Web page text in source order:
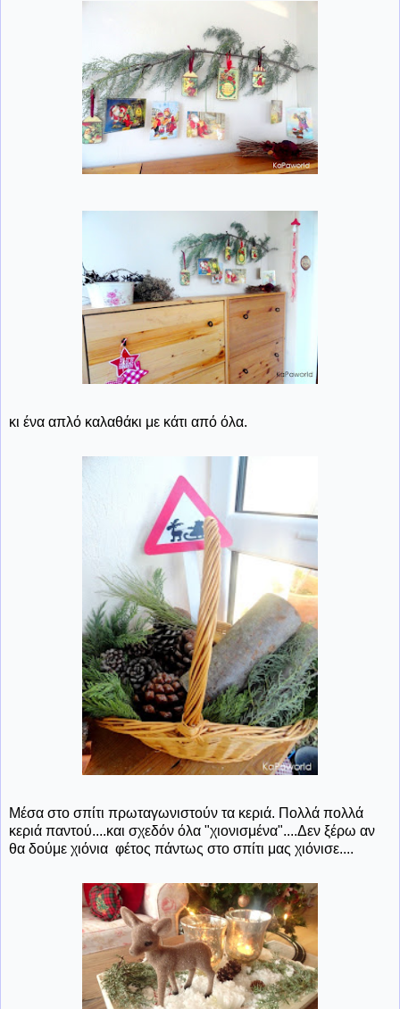
κι ένα απλό καλαθάκι με κάτι από όλα.
Μέσα στο σπίτι πρωταγωνιστούν τα κεριά. Πολλά πολλά
κεριά παντού....και σχεδόν όλα "χιονισμένα"....Δεν ξέρω αν
θα δούμε χιόνια φέτος πάντως στο σπίτι μας χιόνισε....